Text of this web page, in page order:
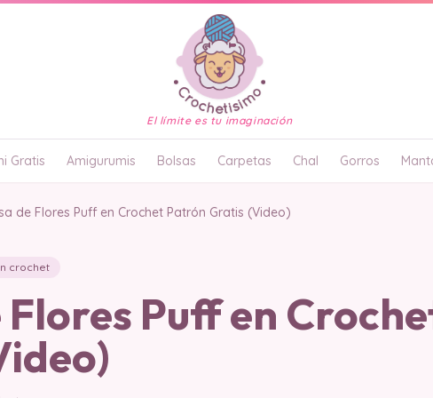
El límite es tu imaginación
Gratis Amigurumis Bolsas Carpetas Chal Gorros
de Flores Puff en Crochet Patrón Gratis (Video)
crochet
Flores Puff en